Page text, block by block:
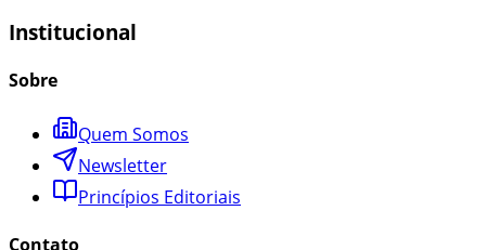
Institucional
Sobre
Quem Somos
Newsletter
Princípios Editoriais
Contato